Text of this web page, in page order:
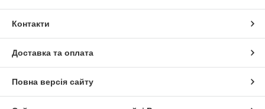
Контакти
Доставка та оплата
Повна версія сайту